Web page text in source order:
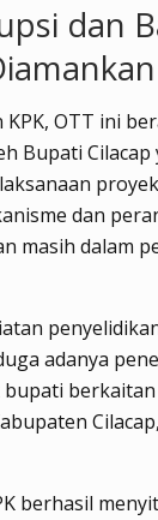
dan
OTT ini
Bupati
dan
masih dalam
adanya
berhasil